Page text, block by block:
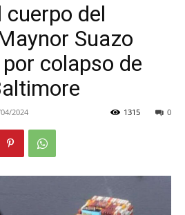
cuerpo del
Suazo
colapso de
2024 0
1315